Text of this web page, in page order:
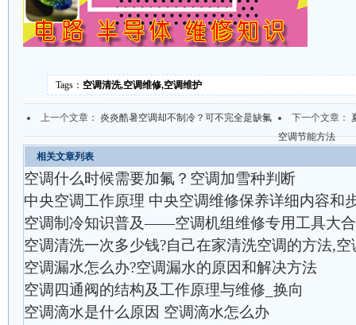
Tags： 空调清洗,空调维修,空调维护
上一个文章： 炎炎酷暑空调却不制冷？可不完全是缺氟 下一个文章：
空调节能方法
相关文章列表
空调什么时候需要加氟？空调加雪种判断
中央空调工作原理 中央空调维修保养详细内容和
空调制冷知识普及——空调机组维修专用工具大
空调清洗一次多少钱?自己在家清洗空调的方法,
空调漏水怎么办?空调漏水的原因和解决方法
空调四通阀的结构及工作原理与维修_换向
空调滴水是什么原因 空调滴水怎么办